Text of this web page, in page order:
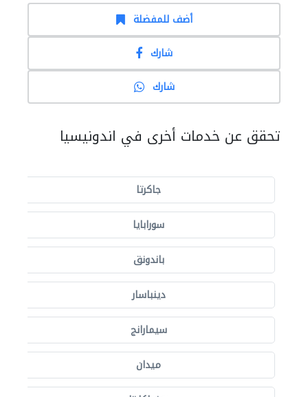
أضف للمفضلة
شارك
شارك
تحقق عن خدمات أخرى في اندونيسيا
جاكرتا
سورابايا
باندونق
دينباسار
سيمارانج
ميدان